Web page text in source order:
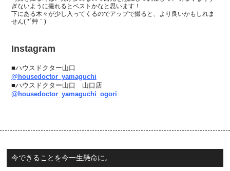
ぎないように撮れるとベストかなと思います！
下にある木々が少し入ってくるのでアップで撮ると、より良いかもしれま
せん( *´艸｀ )
Instagram
■ハウスドクター山口
@housedoctor_yamaguchi
■ハウスドクター山口 山口店
@housedoctor_yamaguchi_ogori
今できることを今一生懸命に。